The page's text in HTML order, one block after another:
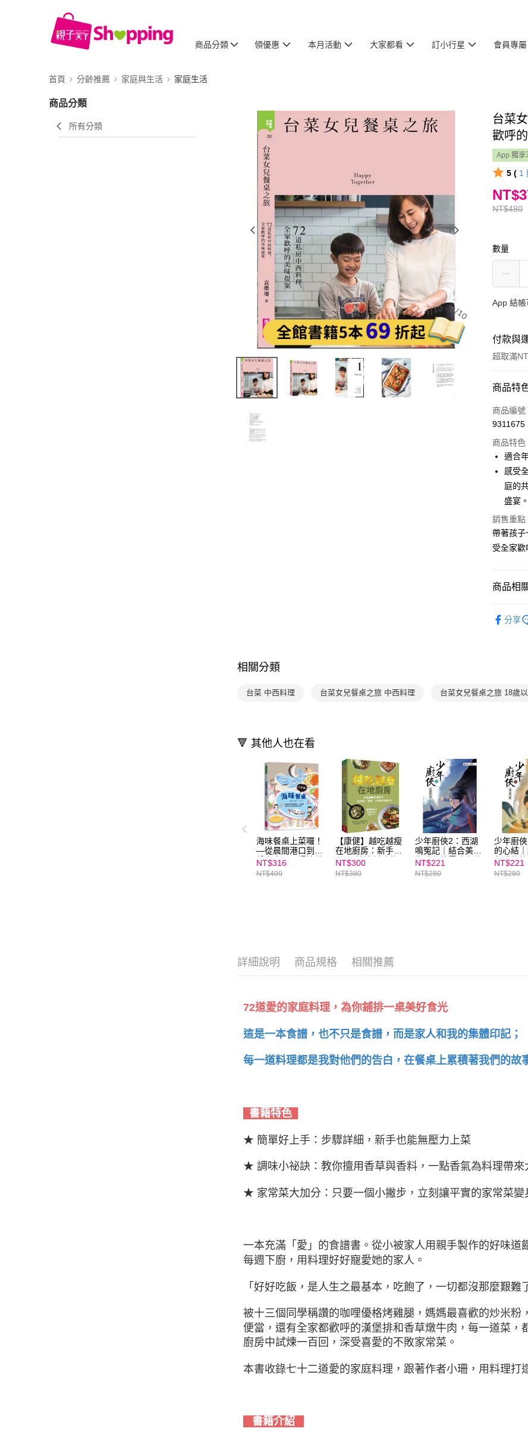
商品分類 領優惠 本月活動 大家都看 訂小行星 會員專屬
首頁 分齡推薦 家庭與生活 家庭生活
商品分類
所有分類
台菜
歡呼
App 獨享
5 ( 1
NT$480
數量
App 結
付款與
超取滿
付款方
信用卡一
Apple
大哥付
相關說明
【大哥
2.付款方
流程，驗
完成交易
3.實際核
無法說明
醒簡訊。
款買賣價
相關說明
【關於「
AFTEE
３．安心
１．於
先享後付
１．透
交易，
求債權
２．關
https://
３．未
「
任。
４．使用
即時審查
結果請求
５．嚴禁
ATM付款
運送方
每筆
每筆
商品特
商品編號
9311675
商品特色
適合
感受
庭的
盛宴。
銷售重點
帶著孩
受全家歡
商品相
分享
相關分類
台菜 中西料理 台菜女兒餐桌之旅 中西料理 台菜女兒餐桌之旅 18歲
🔻 其他人也在看
海味餐桌上菜囉！
—從晨間港口到溫
馨家宴，一場連結
海洋與土地的食魚
教育大冒險！
NT$316
NT$400
【康健】越吃越瘦
在地廚房：新手
OK！快速新陳代
謝飲食，最美味、
簡單、方便的實踐
NT$300
NT$380
少年廚俠2：西湖
鳴冤記｜結合美食
與武俠的冒險之旅
NT$221
NT$280
少年廚
的心結
與武俠的
NT$221
NT$280
詳細說明 商品規格 相關推薦
72道愛的家庭料理，為你鋪排一桌美好食光
這是一本食譜，也不只是食譜，而是家人和我的集體印記；
每一道料理都是我對他們的告白，在餐桌上累積著我們的故
書籍特色
★ 簡單好上手：步驟詳細，新手也能無壓力上菜
★ 調味小祕訣：教你擅用香草與香料，一點香氣為料理帶來
★ 家常菜大加分：只要一個小撇步，立刻讓平實的家常菜變
一本充滿「愛」的食譜書。從小被家人用親手製作的好味
每週下廚，用料理好好寵愛她的家人。
「好好吃飯，是人生之最基本，吃飽了，一切都沒那麼艱
被十三個同學稱讚的咖哩優格烤雞腿，媽媽最喜歡的炒米
便當，還有全家都歡呼的漢堡排和香草燉牛肉，每一道菜
廚房中試煉一百回，深受喜愛的不敗家常菜。
本書收錄七十二道愛的家庭料理，跟著作者小珊，用料理打
書籍介紹